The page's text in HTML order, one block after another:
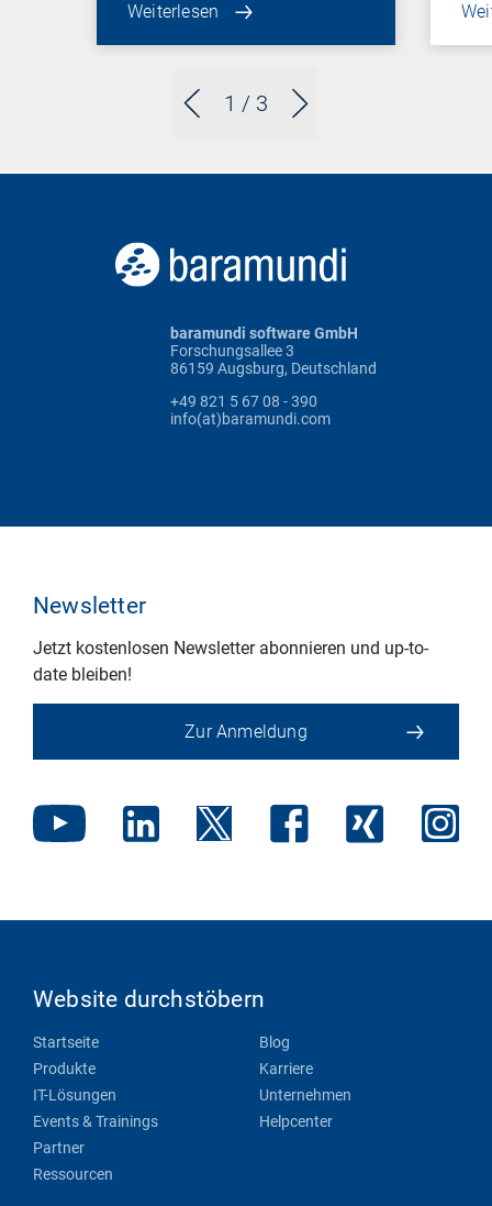
1 / 3
Weiterlesen
baramundi software GmbH
Forschungsallee 3
86159 Augsburg, Deutschland
+49 821 5 67 08 - 390
info(at)baramundi.com
Newsletter
Jetzt kostenlosen Newsletter abonnieren und up-to-
date bleiben!
Zur Anmeldung
Website durchstöbern
Startseite
Produkte
IT-Lösungen
Events & Trainings
Partner
Ressourcen
Blog
Karriere
Unternehmen
Helpcenter